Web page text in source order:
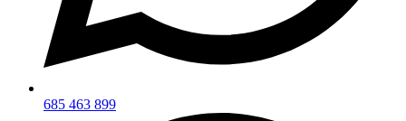
685 463 899